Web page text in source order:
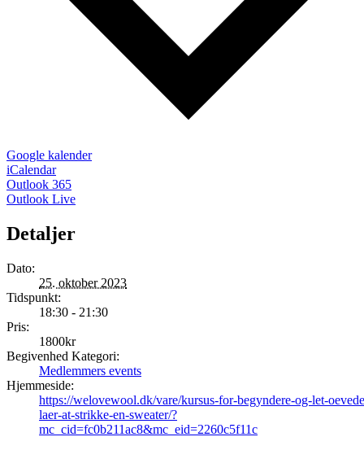
Google kalender
iCalendar
Outlook 365
Outlook Live
Detaljer
Dato:
25. oktober 2023
Tidspunkt:
18:30 - 21:30
Pris:
1800kr
Begivenhed Kategori:
Medlemmers events
Hjemmeside:
https://welovewool.dk/vare/kursus-for-begyndere-og-let-
laer-at-strikke-en-sweater/?
mc_cid=fc0b211ac8&mc_eid=2260c5f11c